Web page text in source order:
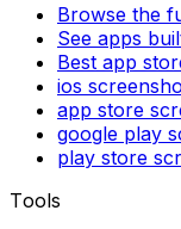
Browse the
See apps
Best app
ios
app store
google play
play store
Tools